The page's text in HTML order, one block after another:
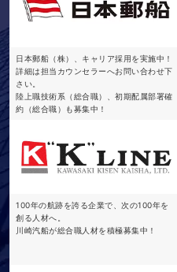
日本郵船（株）、キャリア採用を実施中！
詳細は担当カウンセラーへお問い合わせ下
さい。
陸上職技術系（総合職）、初期配属部署確
約（総合職）も募集中！
100年の航跡を誇る企業で、次の100年を
創る人材へ。
川崎汽船が総合職人材を積極募集中！